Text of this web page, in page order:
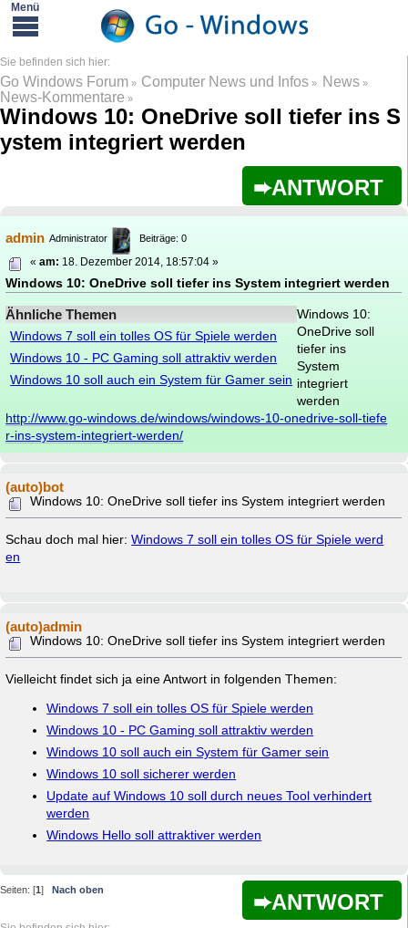
Go Windows Forum » Computer News und Infos » News»
News-Kommentare »
Windows 10: OneDrive soll tiefer ins S
ystem integriert werden
ANTWORT
admin Administrator Beiträge: 0
Windows 10: OneDrive soll tiefer ins System integriert werden
«am: 18. Dezember 2014, 18:57:04 »
Ähnliche Themen
Windows 7 soll ein tolles OS für Spiele werden
Windows 10 - PC Gaming soll attraktiv werden
Windows 10 soll auch ein System für Gamer sein
Windows 10:
OneDrive soll
tiefer ins
System
integriert
werden
http://www.go-windows.de/windows/windows-10-onedrive-soll-tiefe
r-ins-system-integriert-werden/
(auto)bot
Windows 10: OneDrive soll tiefer ins System integriert werden
Schau doch mal hier:Windows 7 soll ein tolles OS für Spiele werd
en
(auto)admin
Windows 10: OneDrive soll tiefer ins System integriert werden
Vielleicht findet sich ja eine Antwort in folgenden Themen:
Windows 7 soll ein tolles OS für Spiele werden
Windows 10 - PC Gaming soll attraktiv werden
Windows 10 soll auch ein System für Gamer sein
Windows 10 soll sicherer werden
Update auf Windows 10 soll durch neues Tool verhindert
werden
Windows Hello soll attraktiver werden
ANTWORT
Seiten: [1] Nach oben